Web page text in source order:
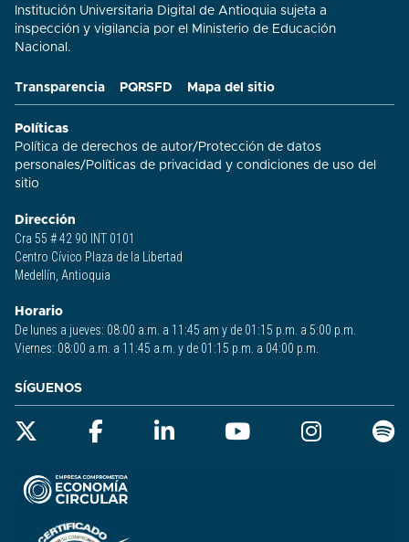
Transparencia PQRSFD Mapa del sitio
Políticas
Política de derechos de autor/ Protección de datos
personales/ Políticas de privacidad y condiciones de uso del
sitio​
Dirección
Cra 55 # 42 90 INT 0101
Centro Cívico Plaza de la Libertad
Medellín, Antioquia
Horario
De lunes a jueves: 08:00 a.m. a 11:45 am y de 01:15 p.m. a 5:00 p.m.
Viernes: 08:00 a.m. a 11:45 a.m. y de 01:15 p.m. a 04:00 p.m.
Institución Universitaria Digital de Antioquia sujeta a
inspección y vigilancia por el Ministerio de Educación
Nacional.
SÍGUENOS